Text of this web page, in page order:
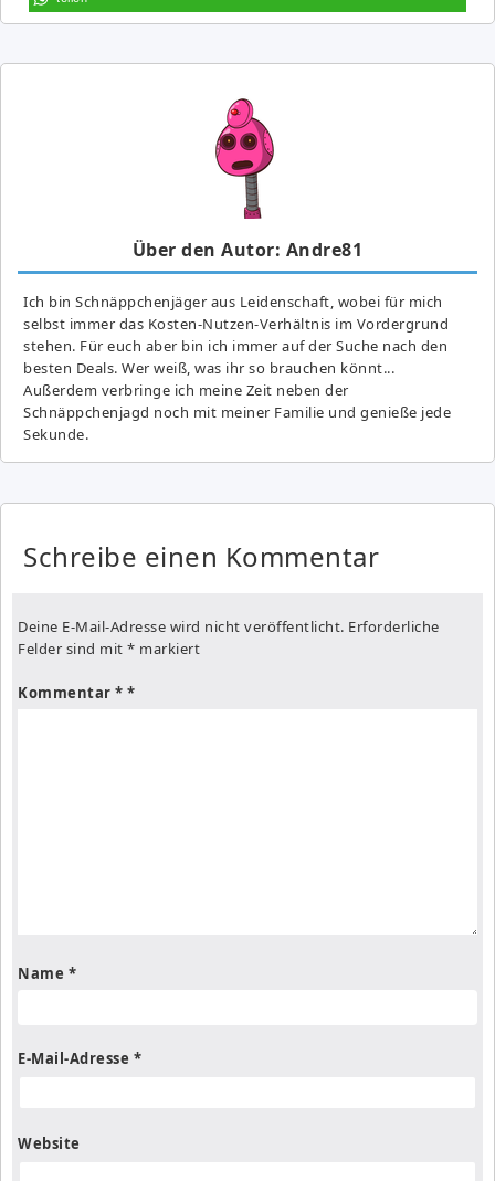
Über den Autor: Andre81
Ich bin Schnäppchenjäger aus Leidenschaft, wobei für mich
selbst immer das Kosten-Nutzen-Verhältnis im Vordergrund
stehen. Für euch aber bin ich immer auf der Suche nach den
besten Deals. Wer weiß, was ihr so brauchen könnt...
Außerdem verbringe ich meine Zeit neben der
Schnäppchenjagd noch mit meiner Familie und genieße jede
Sekunde.
Schreibe einen Kommentar
Deine E-Mail-Adresse wird nicht veröffentlicht. Erforderliche
Felder sind mit * markiert
Kommentar *
Name *
E-Mail-Adresse *
Website